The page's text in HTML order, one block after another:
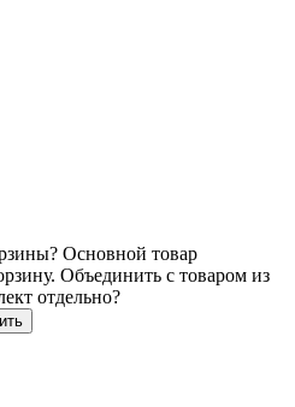
Основной товар
Объединить с товаром из
отдельно?